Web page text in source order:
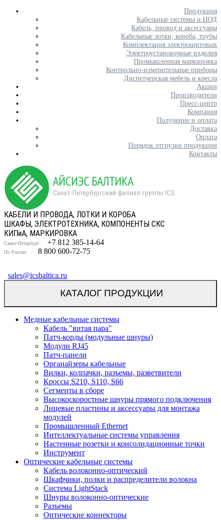
Продукция
Кабельные системы и ЦОД
Кабель, провод и аксессуары
Кабельные лотки, короба, трубы
Комплектация электрощитовых
Электроустановочные изделия
Промышленная маркировка
Контрольно-измерительные приборы
Диспетчерская мебель и кресла
Акции
Производители
Пресс-центр
Компания
Получение и оплата
Доставка
Оплата
Порядок отгрузки продукции
Контакты
КАБЕЛИ И ПРОВОДА, ЛОТКИ И КОРОБА
ШКАФЫ, ЭЛЕКТРОТЕХНИКА, КОМПОНЕНТЫ СКС
КИПиА, МАРКИРОВКА
Санкт-Петербург: +7 812 385-14-64
По России: 8 800 600-72-75
sales@icsbaltica.ru
КАТАЛОГ ПРОДУКЦИИ
Медные кабельные системы
Кабель "витая пара"
Патч-корды (модульные шнуры)
Модули RJ45
Патч-панели
Органайзеры кабельные
Вилки, колпачки, разъемы, разветвители
Кроссы S210, S110, S66
Сегменты в сборе
Высокоскоростные шнуры прямого подключения
Лицевые пластины и аксессуары для монтажа
модулей
Промышленный Ethernet
Интеллектуальные системы управления
Настенные розетки и консолидационные точки
Инструмент
Оптические кабельные системы
Кабель волоконно-оптический
Шкафчики, полки и распределители волокна
Система LightStack
Шнуры волоконно-оптические
Разъемы
Оптические коннекторы